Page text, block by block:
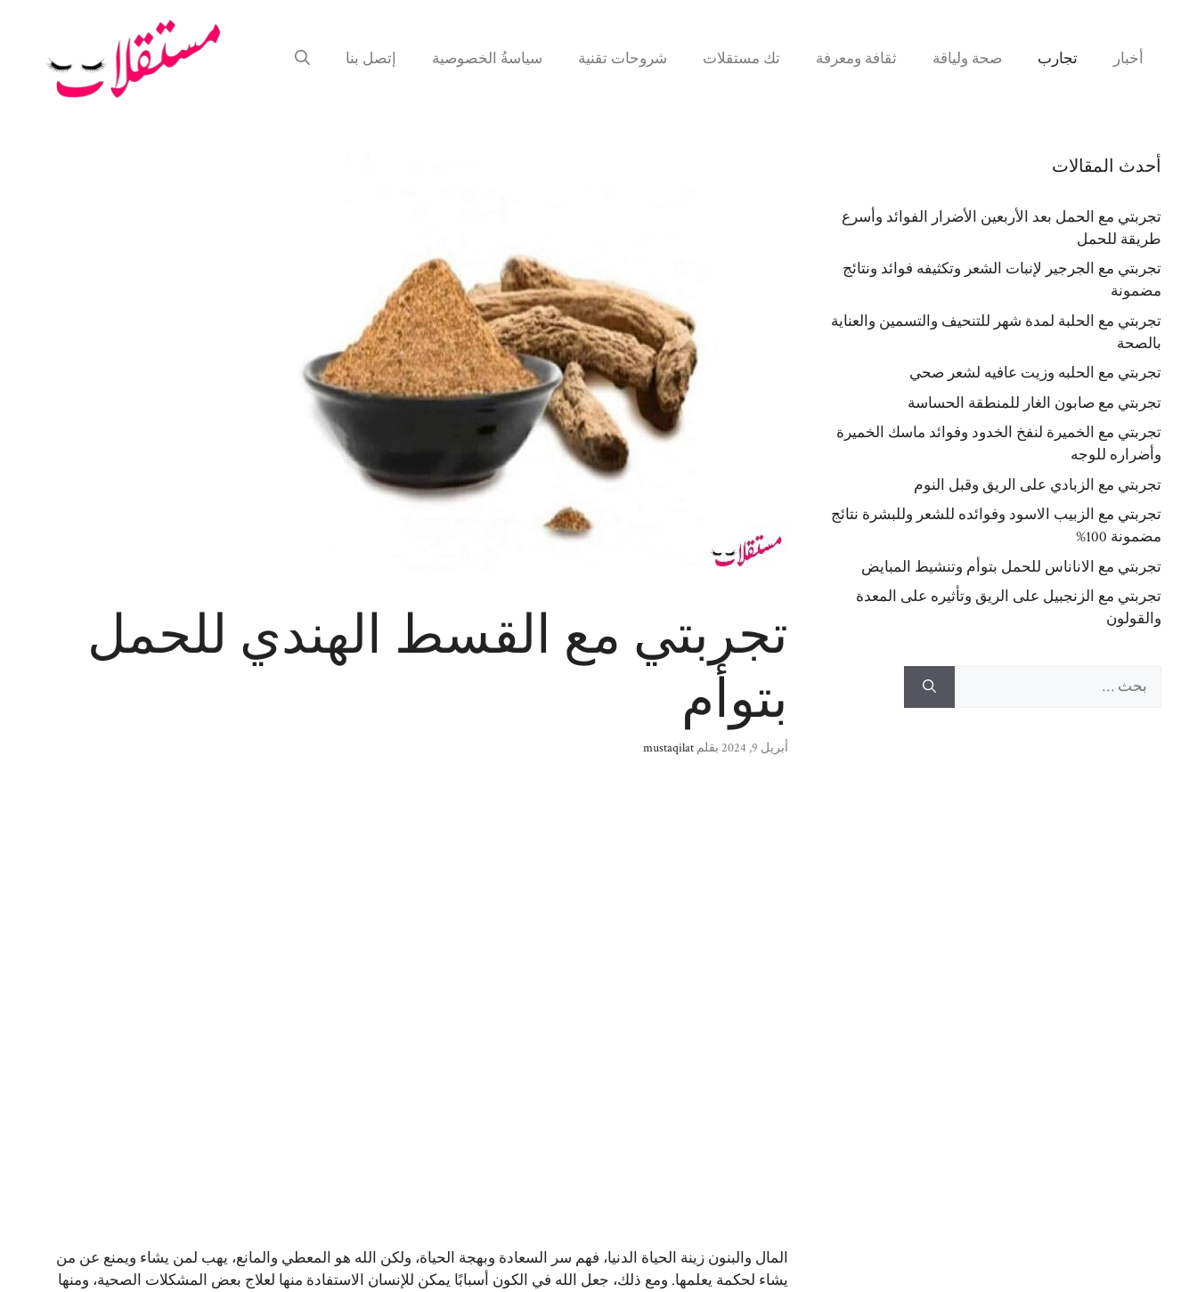
أخبار تجارب صحة ولياقة ثقافة ومعرفة تك مستقلات شروحات تقنية سياسةُ الخصوصية إتصل بنا
تجربتي مع القسط الهندي للحمل
بتوأم
أبريل 9, 2024 بقلمmustaqilat
المال والبنون زينة الحياة الدنيا، فهم سر السعادة وبهجة الحياة، ولكن الله هو المعطي والمانع، يهب لمن يشاء ويمنع عن من
يشاء لحكمة يعلمها. ومع ذلك، جعل الله في الكون أسبابًا يمكن للإنسان الاستفادة منها لعلاج بعض المشكلات الصحية، ومنها
أحدث المقالات
تجربتي مع الحمل بعد الأربعين الأضرار الفوائد وأسرع
طريقة للحمل
تجربتي مع الجرجير لإنبات الشعر وتكثيفه فوائد ونتائج
مضمونة
تجربتي مع الحلبة لمدة شهر للتنحيف والتسمين والعناية
بالصحة
تجربتي مع الحلبه وزيت عافيه لشعر صحي
تجربتي مع صابون الغار للمنطقة الحساسة
تجربتي مع الخميرة لنفخ الخدود وفوائد ماسك الخميرة
وأضراره للوجه
تجربتي مع الزبادي على الريق وقبل النوم
تجربتي مع الزبيب الاسود وفوائده للشعر وللبشرة نتائج
مضمونة 100%
تجربتي مع الاناناس للحمل بتوأم وتنشيط المبايض
تجربتي مع الزنجبيل على الريق وتأثيره على المعدة
والقولون
عن: